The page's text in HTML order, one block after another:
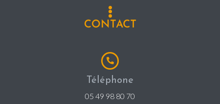
CONTACT
Téléphone
05 49 98 80 70